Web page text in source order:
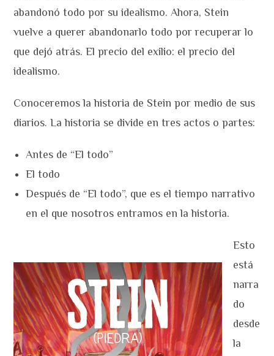
abandonó todo por su idealismo. Ahora, Stein
vuelve a querer abandonarlo todo por recuperar lo
que dejó atrás. El precio del exilio: el precio del
idealismo.
Conoceremos la historia de Stein por medio de sus
diarios. La historia se divide en tres actos o partes:
Antes de “El todo”
El todo
Después de “El todo”, que es el tiempo narrativo
en el que nosotros entramos en la historia.
Esto
está
narra
do
desde
la